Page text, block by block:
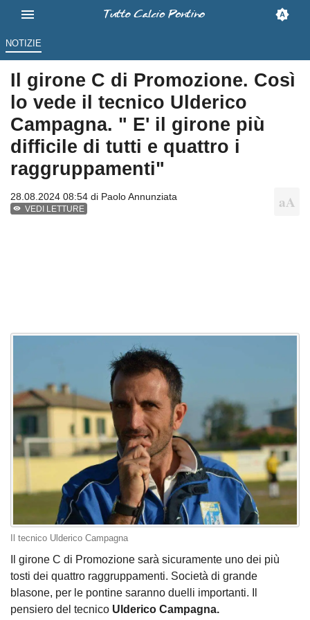
NOTIZIE
Il girone C di Promozione. Così
lo vede il tecnico Ulderico
Campagna. " E' il girone più
difficile di tutti e quattro i
raggruppamenti"
28.08.2024 08:54 di Paolo Annunziata
VEDI LETTURE
Il tecnico Ulderico Campagna
Il girone C di Promozione sarà sicuramente uno dei più
tosti dei quattro raggruppamenti. Società di grande
blasone, per le pontine saranno duelli importanti. Il
pensiero del tecnico Ulderico Campagna.